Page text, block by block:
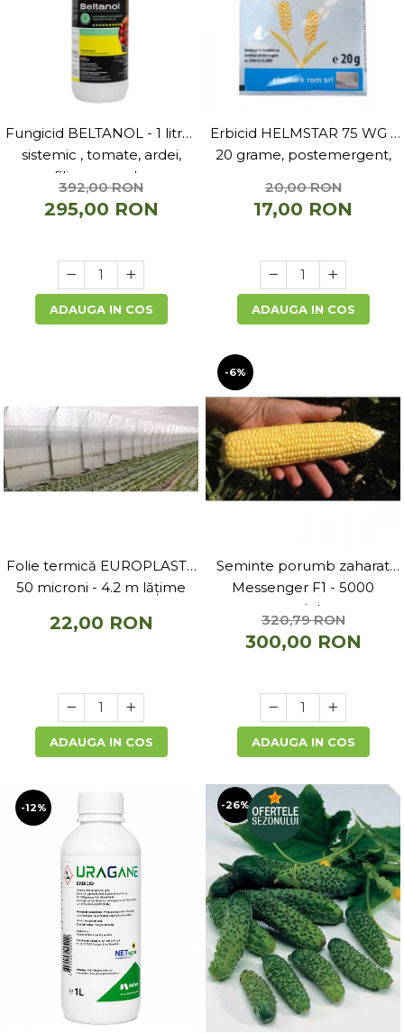
Fungicid BELTANOL - 1 litru ,
sistemic , tomate, ardei,
ofilirea vasculara
392,00 RON
295,00 RON
ADAUGA IN COS
Erbicid HELMSTAR 75 WG -
20 grame, postemergent,
20,00 RON
17,00 RON
ADAUGA IN COS
Folie termică EUROPLAST -
50 microni - 4.2 m lățime
22,00 RON
ADAUGA IN COS
-6%
Seminte porumb zaharat
Messenger F1 - 5000
seminte
320,79 RON
300,00 RON
ADAUGA IN COS
-12% -26%